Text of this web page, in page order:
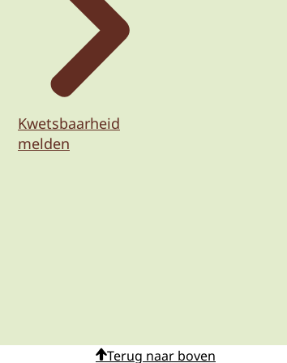
Kwetsbaarheid
melden
Terug naar boven